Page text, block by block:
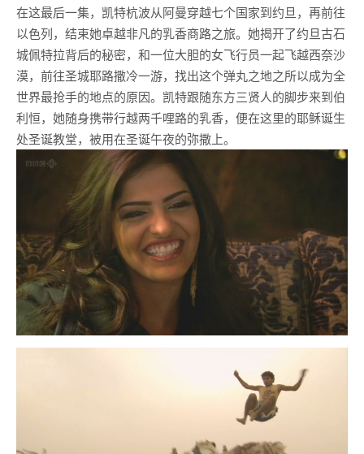
在这最后一集，凯特杭波从阿曼穿越七个国家到约旦，再前往
以色列，结束她卓越非凡的乳香商路之旅。她揭开了约旦古石
城佩特拉背后的秘密，和一位大胆的女飞行员一起飞越西奈沙
漠，前往圣城耶路撒冷一游，找出这个弹丸之地之所以成为全
世界最抢手的地点的原因。凯特跟随东方三贤人的脚步来到伯
利恒，她随身携带行越两千哩路的乳香，便在这里的耶稣诞生
处圣诞教堂，被用在圣诞午夜的弥撒上。